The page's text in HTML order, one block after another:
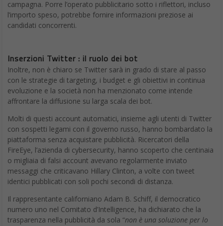
campagna. Porre l’operato pubblicitario sotto i riflettori, incluso
l’importo speso, potrebbe fornire informazioni preziose ai
candidati concorrenti.
Inserzioni Twitter : il ruolo dei bot
Inoltre, non è chiaro se Twitter sarà in grado di stare al passo
con le strategie di targeting, i budget e gli obiettivi in continua
evoluzione e la società non ha menzionato come intende
affrontare la diffusione su larga scala dei bot.
Molti di questi account automatici, insieme agli utenti di Twitter
con sospetti legami con il governo russo, hanno bombardato la
piattaforma senza acquistare pubblicità. Ricercatori della
FireEye, l’azienda di cybersecurity, hanno scoperto che centinaia
o migliaia di falsi account avevano regolarmente inviato
messaggi che criticavano Hillary Clinton, a volte con tweet
identici pubblicati con soli pochi secondi di distanza.
Il rappresentante californiano Adam B. Schiff, il democratico
numero uno nel Comitato d’Intelligence, ha dichiarato che la
trasparenza nella pubblicità da sola “non è una soluzione per lo